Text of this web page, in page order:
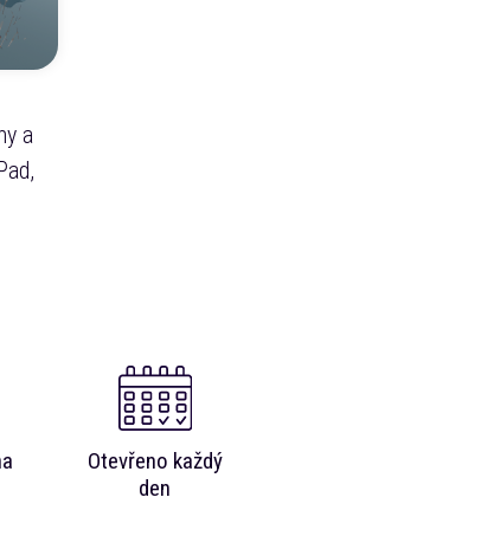
a
Otevřeno každý
den